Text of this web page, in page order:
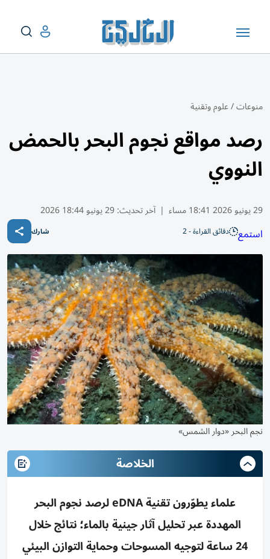
منوعات/علوم وتقنية
رصد مواقع نجوم البحر بالحمض
النووي
29 يونيو 2026 18:41 مساء | آخر تحديث:29 يونيو 18:44 2026
استمع دقائق القراءة - 2 شارك
نجم البحر «دوار الشمس»
الخلاصة
علماء يطوّرون تقنية eDNA لرصد نجوم البحر
المهددة عبر تحليل آثار جينية بالماء؛ نتائج خلال
24 ساعة لتوجيه المسوحات وحماية التوازن البيئي